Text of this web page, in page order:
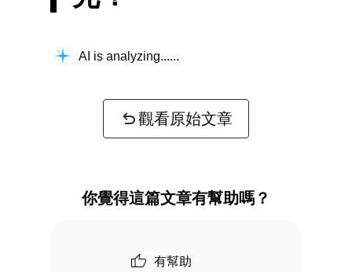
AI is analyzing...
觀看原始文章
你覺得這篇文章有幫助嗎？
有幫助